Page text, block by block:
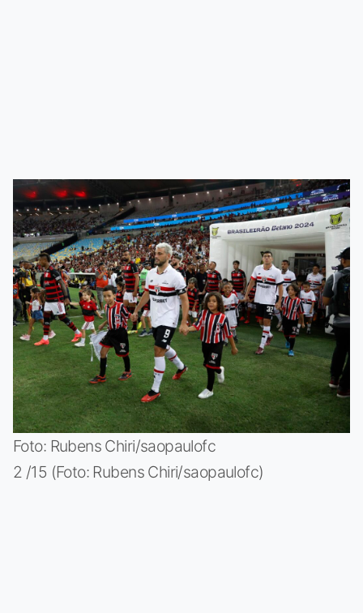
Foto: Rubens Chiri/saopaulofc
2 /15 (Foto: Rubens Chiri/saopaulofc)